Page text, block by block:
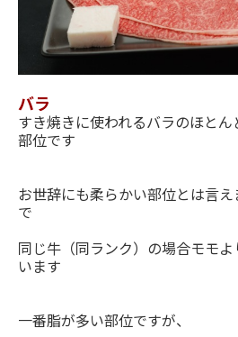
バラ
すき焼きに使われるバラのほと
部位です
お世辞にも柔らかい部位とは言
で
同じ牛（同ランク）の場合モモ
います
一番脂が多い部位ですが、